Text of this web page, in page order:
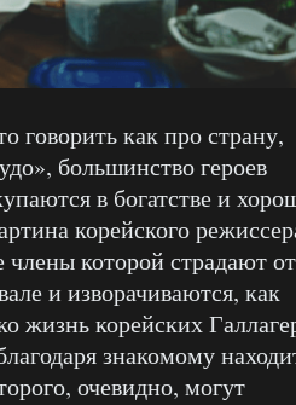
как про страну,
большинство героев
в богатстве и
корейского
которой страдают от
и изворачиваются, как
жизнь корейских
знакомому
очевидно, могут